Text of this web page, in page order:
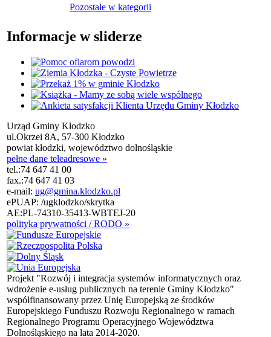
Pozostałe w kategorii
Informacje w sliderze
Urząd Gminy Kłodzko
ul.Okrzei 8A, 57-300 Kłodzko
powiat kłodzki, województwo dolnośląskie
pełne dane teleadresowe »
tel.:74 647 41 00
fax.:74 647 41 03
e-mail: ug@gmina.klodzko.pl
ePUAP: /ugklodzko/skrytka
AE:PL-74310-35413-WBTEJ-20
polityka prywatności / RODO »
Projekt "Rozwój i integracja systemów informatycznych oraz
wdrożenie e-usług publicznych na terenie Gminy Kłodzko"
współfinansowany przez Unię Europejską ze środków
Europejskiego Funduszu Rozwoju Regionalnego w ramach
Regionalnego Programu Operacyjnego Województwa
Dolnośląskiego na lata 2014-2020.